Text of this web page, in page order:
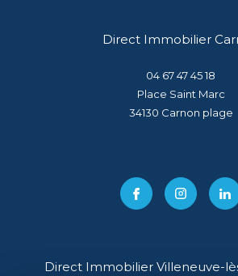
Direct Immobilier
04 67 47 45 18
Place Saint Marc
34130
carnon plage
Direct Immobilier Villeneuve-